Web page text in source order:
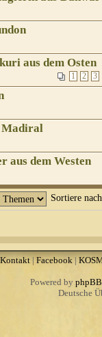
aus dem Osten
1 2 3
Madiral
aus dem Westen
Sortiere
Kontakt|Facebook|
Powered by phpBB
Deutsche